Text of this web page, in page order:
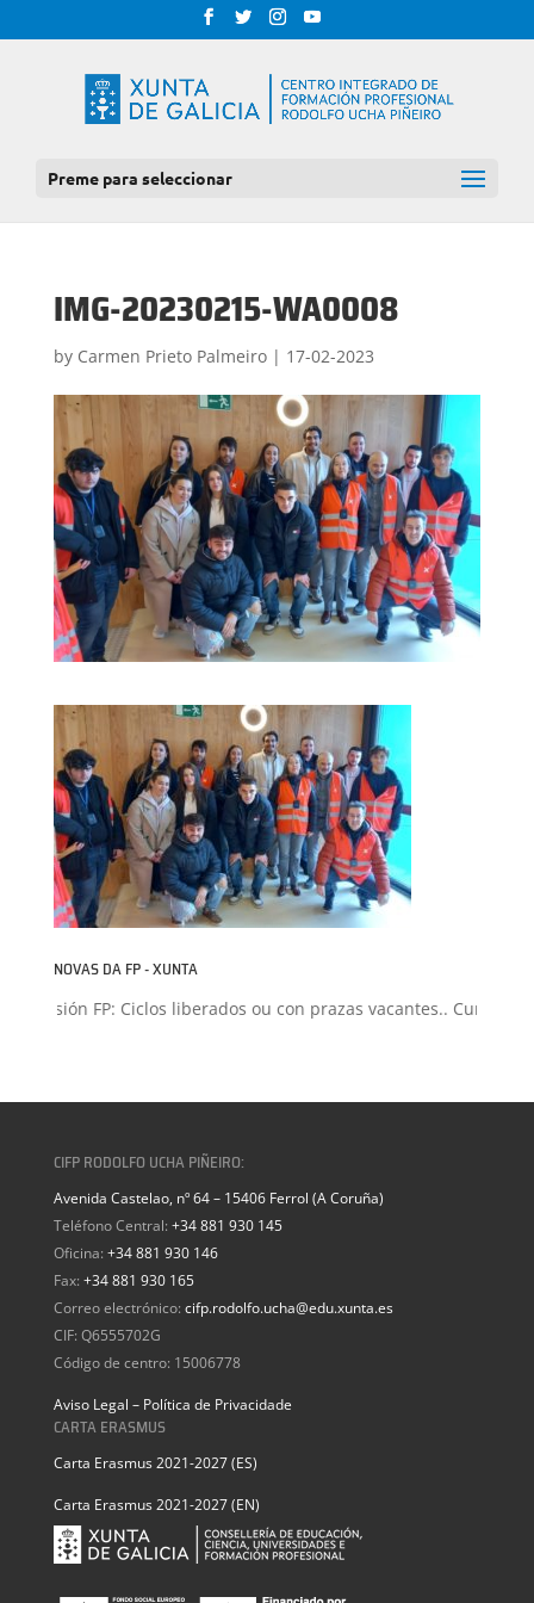
Preme para seleccionar
IMG-20230215-WA0008
by Carmen Prieto Palmeiro| 17-02-2023
NOVAS DA FP - XUNTA
FP: Ciclos liberados ou con prazas vacantes.. Curso 2026-
CIFP RODOLFO UCHA PIÑEIRO:
Avenida Castelao, nº 64 – 15406 Ferrol (A Coruña)
Teléfono Central: +34 881 930 145
Oficina: +34 881 930 146
Fax: +34 881 930 165
Correo electrónico: cifp.rodolfo.ucha@edu.xunta.es
CIF: Q6555702G
Código de centro: 15006778
Aviso Legal – Política de Privacidade
CARTA ERASMUS
Carta Erasmus 2021-2027 (ES)
Carta Erasmus 2021-2027 (EN)